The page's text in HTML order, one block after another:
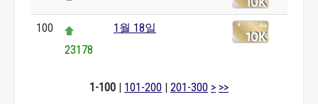
100
23178
1월 18일
1-100 | 101-200 | 201-300 > >>